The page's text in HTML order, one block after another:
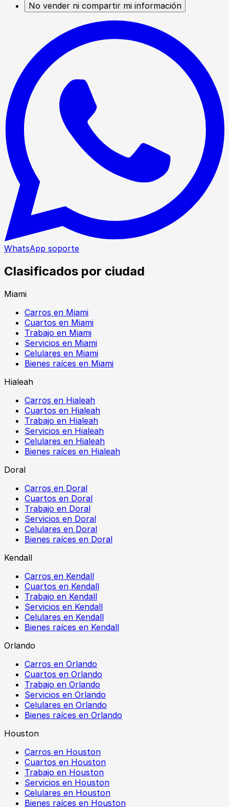
No vender ni compartir mi información
WhatsApp soporte
Clasificados por ciudad
Miami
Carros en Miami
Cuartos en Miami
Trabajo en Miami
Servicios en Miami
Celulares en Miami
Bienes raíces en Miami
Hialeah
Carros en Hialeah
Cuartos en Hialeah
Trabajo en Hialeah
Servicios en Hialeah
Celulares en Hialeah
Bienes raíces en Hialeah
Doral
Carros en Doral
Cuartos en Doral
Trabajo en Doral
Servicios en Doral
Celulares en Doral
Bienes raíces en Doral
Kendall
Carros en Kendall
Cuartos en Kendall
Trabajo en Kendall
Servicios en Kendall
Celulares en Kendall
Bienes raíces en Kendall
Orlando
Carros en Orlando
Cuartos en Orlando
Trabajo en Orlando
Servicios en Orlando
Celulares en Orlando
Bienes raíces en Orlando
Houston
Carros en Houston
Cuartos en Houston
Trabajo en Houston
Servicios en Houston
Celulares en Houston
Bienes raíces en Houston